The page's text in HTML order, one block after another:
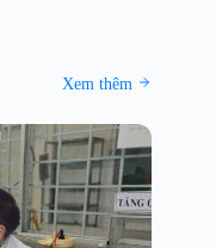
Xem thêm